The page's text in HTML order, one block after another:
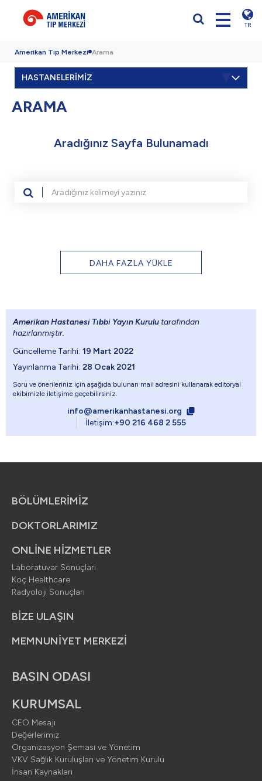
sol üst
logonun
139x30 –
menü
Menu
Menu
-> 1920x1080px
portreleriv
TR
Amerikan Tıp Merkezi Arama
HASTANELERİMİZ
ARAMA
Aradığınız Sayfa Bulunamadı
DAHA FAZLA YÜKLE
Amerikan Hastanesi Tıbbi Yayın Kurulu tarafından
hazırlanmıştır.
Güncelleme Tarihi: 19 Mart 2022
Yayınlanma Tarihi: 28 Ocak 2021
Soru ve önerileriniz için aşağıda bulunan mail adresini kullanarak editoryal
ekibimizle iletişime geçebilirsiniz.
info@amerikanhastanesi.org
İletişim:+90 216 468 2 555
BÖLÜMLERİMİZ
DOKTORLARIMIZ
ONLİNE HİZMETLER
Laboratuvar Sonuçları
Koç Healthcare
Radyoloji Sonuçları
BİZE ULAŞIN
MEMNUNİYET MERKEZİ
BASIN ODASI
KURUMSAL
CEO Mesajı
Değerlerimiz
Organizasyon Şeması ve Yönetim
VKV Sağlık Kuruluşları ve Yönetim Kurulu
İnsan Kaynakları